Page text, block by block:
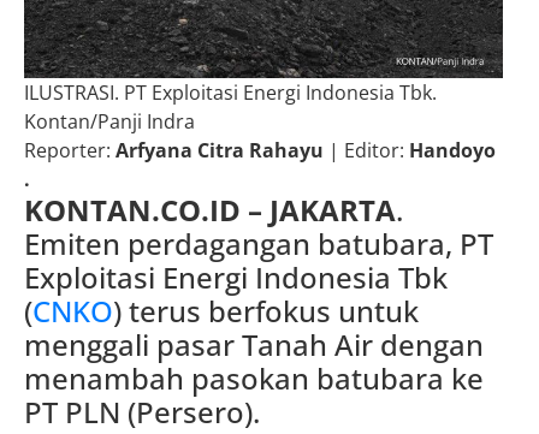
ILUSTRASI. PT Exploitasi Energi Indonesia Tbk.
Kontan/Panji Indra
Reporter: Arfyana Citra Rahayu | Editor: Handoyo
.
KONTAN.CO.ID – JAKARTA.
Emiten perdagangan batubara, PT
Exploitasi Energi Indonesia Tbk
(CNKO) terus berfokus untuk
menggali pasar Tanah Air dengan
menambah pasokan batubara ke
PT PLN (Persero).